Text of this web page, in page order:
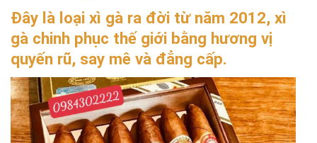
Đây là loại xì gà ra đời từ năm 2012, xì
gà chinh phục thế giới bằng hương vị
quyến rũ, say mê và đẳng cấp.